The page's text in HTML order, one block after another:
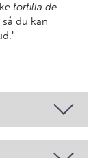
tortilla de
du kan